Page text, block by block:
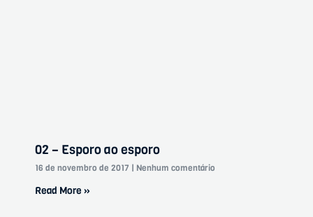
02 – Esporo ao esporo
16 de novembro de 2017 Nenhum comentário
Read More »